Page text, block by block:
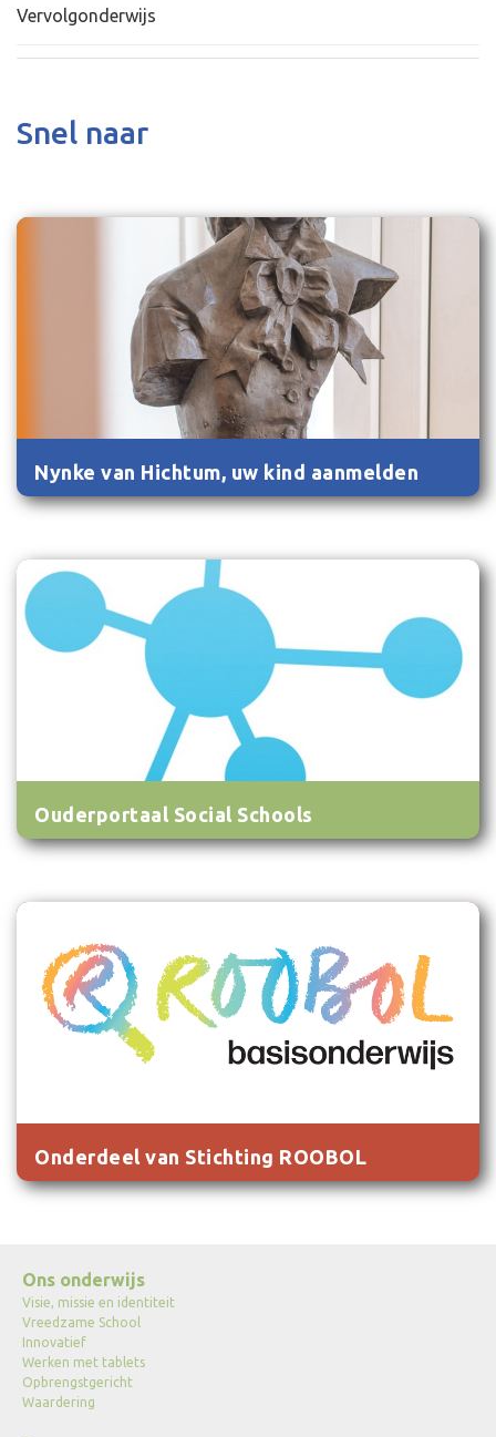
Vervolgonderwijs
Snel naar
Nynke van Hichtum, uw kind aanmelden
Ouderportaal Social Schools
Onderdeel van Stichting ROOBOL
Ons onderwijs
Visie, missie en identiteit
Vreedzame School
Innovatief
Werken met tablets
Opbrengstgericht
Waardering